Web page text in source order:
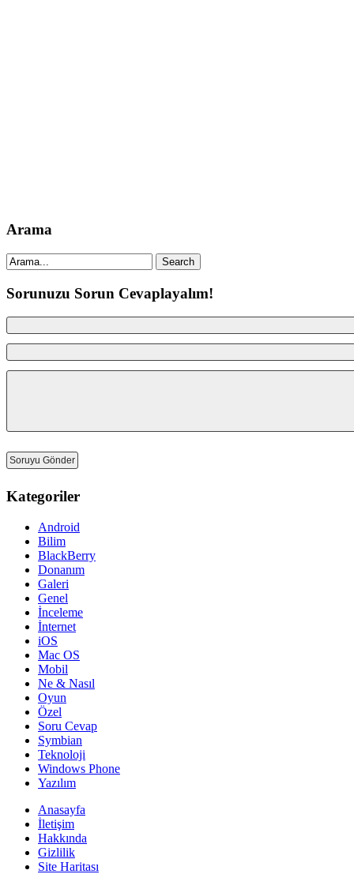
Arama
Sorunuzu Sorun Cevaplayalım!
Kategoriler
Android
Bilim
BlackBerry
Donanım
Galeri
Genel
İnceleme
İnternet
iOS
Mac OS
Mobil
Ne & Nasıl
Oyun
Özel
Soru Cevap
Symbian
Teknoloji
Windows Phone
Yazılım
Anasayfa
İletişim
Hakkında
Gizlilik
Site Haritası